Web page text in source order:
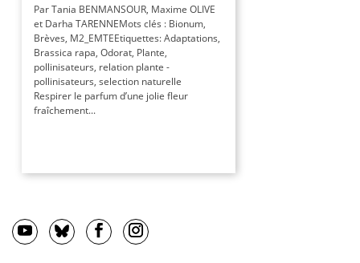
Par Tania BENMANSOUR, Maxime OLIVE
et Darha TARENNEMots clés : Bionum,
Brèves, M2_EMTEEtiquettes: Adaptations,
Brassica rapa, Odorat, Plante,
pollinisateurs, relation plante -
pollinisateurs, selection naturelle
Respirer le parfum d’une jolie fleur
fraîchement...